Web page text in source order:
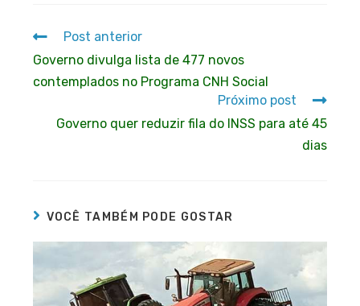
Post anterior
Governo divulga lista de 477 novos
contemplados no Programa CNH Social
Próximo post
Governo quer reduzir fila do INSS para até 45
dias
VOCÊ TAMBÉM PODE GOSTAR